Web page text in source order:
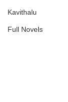
Kavithalu
Full Novels